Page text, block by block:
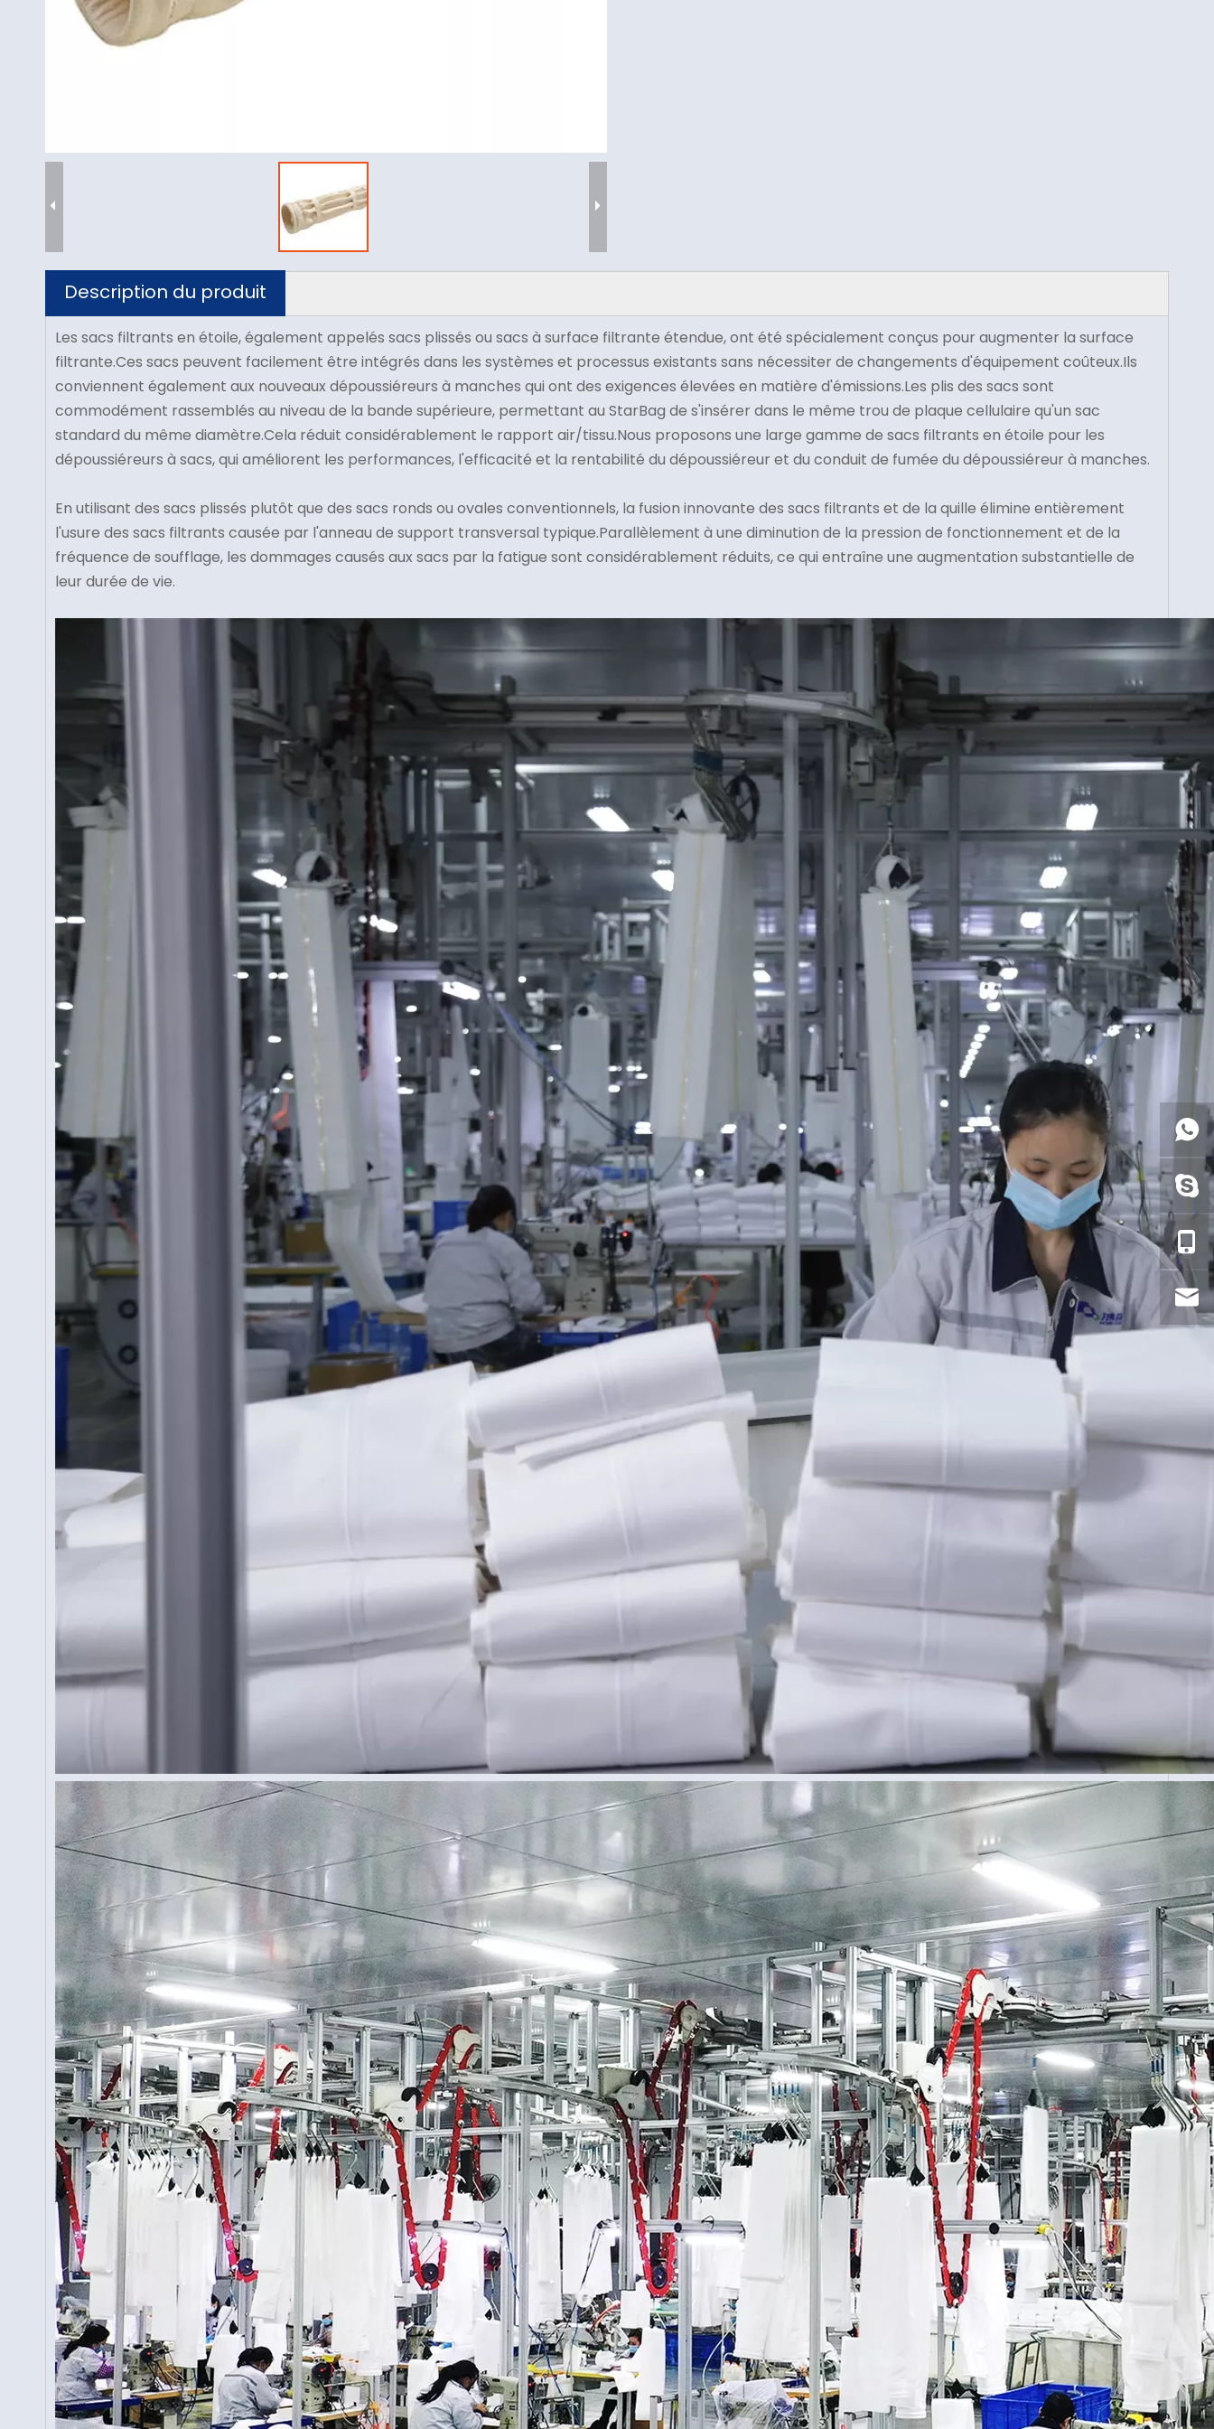
Description du produit
Les sacs filtrants en étoile, également appelés sacs plissés ou sacs à surface filtrante étendue, ont été spécialement conçus pour augmenter la surface
filtrante.Ces sacs peuvent facilement être intégrés dans les systèmes et processus existants sans nécessiter de changements d'équipement coûteux.Ils
conviennent également aux nouveaux dépoussiéreurs à manches qui ont des exigences élevées en matière d'émissions.Les plis des sacs sont
commodément rassemblés au niveau de la bande supérieure, permettant au StarBag de s'insérer dans le même trou de plaque cellulaire qu'un sac
standard du même diamètre.Cela réduit considérablement le rapport air/tissu.Nous proposons une large gamme de sacs filtrants en étoile pour les
dépoussiéreurs à sacs, qui améliorent les performances, l'efficacité et la rentabilité du dépoussiéreur et du conduit de fumée du dépoussiéreur à manches.
En utilisant des sacs plissés plutôt que des sacs ronds ou ovales conventionnels, la fusion innovante des sacs filtrants et de la quille élimine entièrement
l'usure des sacs filtrants causée par l'anneau de support transversal typique.Parallèlement à une diminution de la pression de fonctionnement et de la
fréquence de soufflage, les dommages causés aux sacs par la fatigue sont considérablement réduits, ce qui entraîne une augmentation substantielle de
leur durée de vie.